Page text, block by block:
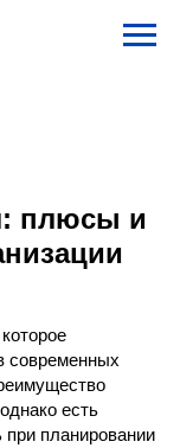
плюсы и
современных
есть
при планировании